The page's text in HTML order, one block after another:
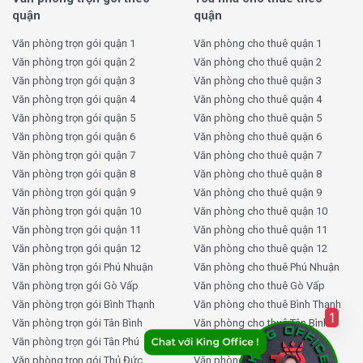
Building bao nhiêu tiền?
Dưới đây là bảng thông tin chi tiết về chi phí thuê văn
phòng tại tòa nhà164 PPT Building:
Loại chi phí Mức phí
Giá thuê 7 USD/m²/tháng
Phí quản lý 2 USD/m²/tháng
Thuế VAT 10%
Tiền điện Theo giá nhà nước
Phí gửi xe máy 5.000 VNĐ/lượt
Phí gửi ô tô Thỏa thuận
Phí ngoài giờ Thỏa thuận
Lưu ý: Giá thuê có thể thay đổi tùy theo diện tích, thời
quận
Văn phòng trọn gói quận 1
Văn phòng trọn gói quận 2
Văn phòng trọn gói quận 3
Văn phòng trọn gói quận 4
Văn phòng trọn gói quận 5
Văn phòng trọn gói quận 6
Văn phòng trọn gói quận 7
Văn phòng trọn gói quận 8
Văn phòng trọn gói quận 9
Văn phòng trọn gói quận 10
Văn phòng trọn gói quận 11
Văn phòng trọn gói quận 12
Văn phòng trọn gói Phú Nhuận
Văn phòng trọn gói Gò Vấp
Văn phòng trọn gói Bình Thạnh
Văn phòng trọn gói Tân Bình
Văn phòng trọn gói Tân Phú
Văn phòng trọn gói Thủ Đức
quận
Văn phòng cho thuê quận 1
Văn phòng cho thuê quận 2
Văn phòng cho thuê quận 3
Văn phòng cho thuê quận 4
Văn phòng cho thuê quận 5
Văn phòng cho thuê quận 6
Văn phòng cho thuê quận 7
Văn phòng cho thuê quận 8
Văn phòng cho thuê quận 9
Văn phòng cho thuê quận 10
Văn phòng cho thuê quận 11
Văn phòng cho thuê quận 12
Văn phòng cho thuê Phú Nhuận
Văn phòng cho thuê Gò Vấp
Văn phòng cho thuê Bình Thạnh
Văn phòng cho thuê Tân Bình
Văn phòng cho thuê Tân Phú
Văn phòng cho thuê Thủ Đức
1